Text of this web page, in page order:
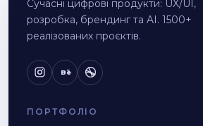
Сучасні цифрові продукти: UX/UI,
розробка, брендинг та AI. 1500+
реалізованих проєктів.
Bē
ПОРТФОЛІО